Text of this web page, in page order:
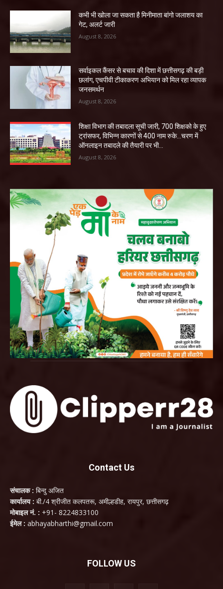
कभी भी खोला जा सकता है मिनीमाता बांगो जलाशय का
गेट, अलर्ट जारी
August 8, 2026
सर्वाइकल कैंसर से बचाव की दिशा में छत्तीसगढ़ की बड़ी
छलांग, एचपीवी टीकाकरण अभियान को मिल रहा व्यापक
जनसमर्थन
August 8, 2026
शिक्षा विभाग की तबादला सूची जारी, 700 शिक्षको के हुए
ट्रांसफर, विभिन्न कारणों से 400 नाम रुके…चरण में
ऑनलाइन तबादले की तैयारी पर भी...
August 8, 2026
Contact Us
संचालक : बिन्दु अजित
कार्यालय : बी./4 श्रीजीत कलपतरू, अमील्हडीह, रायपुर, छत्तीसगढ़
मोबाइल नं. : +91- 8224833100
ईमेल : abhayabharthi@gmail.com
FOLLOW US